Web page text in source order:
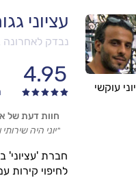
יוני עוקשי
עציוני
נבדק לאחרונה
4.95
לחיפוי קירות
חוות דעת של
״יוני היה